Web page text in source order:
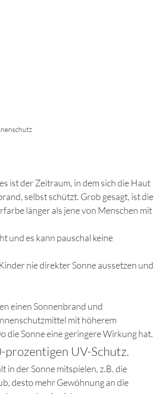
ist der Zeitraum, in dem sich die Haut
selbst schützt. Grob gesagt, ist die
länger als jene von Menschen mit
und es kann pauschal keine
nie direkter Sonne aussetzen und
einen Sonnenbrand und
mit höherem
die Sonne eine geringere Wirkung hat.
UV-Schutz.
in der Sonne mitspielen, z.B. die
desto mehr Gewöhnung an die